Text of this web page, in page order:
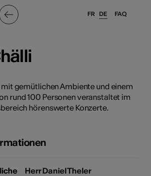
FAQ
FR DE
mit gemütlichen Ambiente und einem
rund 100 Personen veranstaltet im
hörenswerte Konzerte.
Herr Daniel Theler